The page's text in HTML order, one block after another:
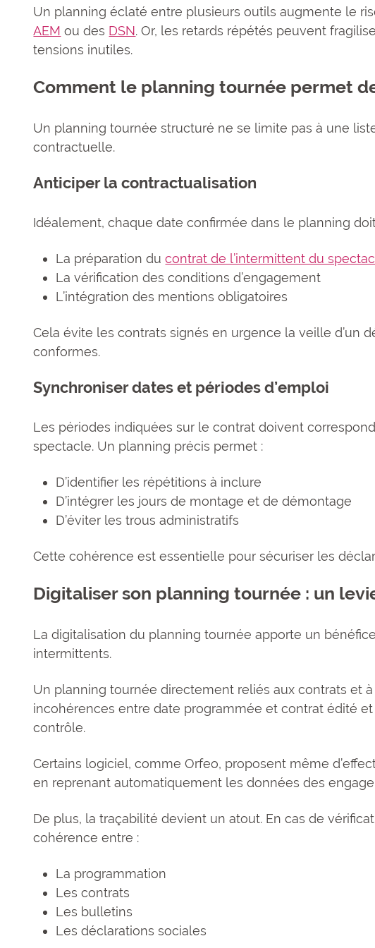
Un planning éclaté entre plusieurs outils augmente le
AEM ou des DSN. Or, les retards répétés peuvent
tensions inutiles.
Comment le planning tournée permet
Un planning tournée structuré ne se limite pas à une
contractuelle.
Anticiper la contractualisation
Idéalement, chaque date confirmée dans le planning
La préparation ducontrat de l’intermittent du
La vérification des conditions d’engagement
L’intégration des mentions obligatoires
Cela évite les contrats signés en urgence la veille d’un
conformes.
Synchroniser dates et périodes d’emploi
Les périodes indiquées sur le contrat doivent
spectacle. Un planning précis permet :
D’identifier les répétitions à inclure
D’intégrer les jours de montage et de démontage
D’éviter les trous administratifs
Cette cohérence est essentielle pour sécuriser les
Digitaliser son planning tournée : un
La digitalisation du planning tournée apporte un
intermittents.
Un planning tournée directement reliés aux contrats et
incohérences entre date programmée et contrat édité
contrôle.
Certains logiciel, comme Orfeo, proposent même
en reprenant automatiquement les données des
De plus, la traçabilité devient un atout. En cas de
cohérence entre :
La programmation
Les contrats
Les bulletins
Les déclarations sociales